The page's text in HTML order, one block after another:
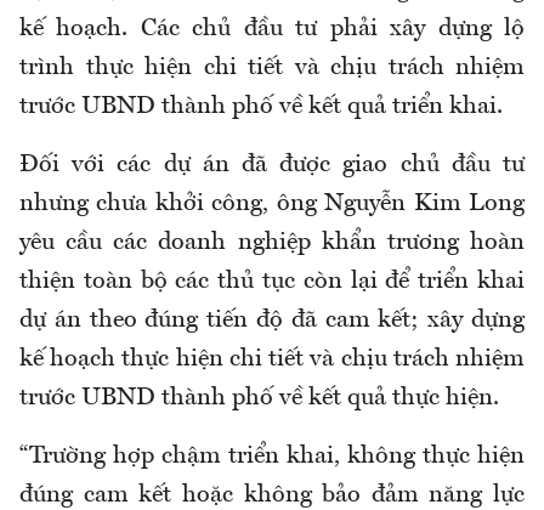
kế hoạch. Các chủ đầu tư phải xây dựng lộ
trình thực hiện chi tiết và chịu trách nhiệm
trước UBND thành phố về kết quả triển khai.
Đối với các dự án đã được giao chủ đầu tư
nhưng chưa khởi công, ông Nguyễn Kim Long
yêu cầu các doanh nghiệp khẩn trương hoàn
thiện toàn bộ các thủ tục còn lại để triển khai
dự án theo đúng tiến độ đã cam kết; xây dựng
kế hoạch thực hiện chi tiết và chịu trách nhiệm
trước UBND thành phố về kết quả thực hiện.
“Trường hợp chậm triển khai, không thực hiện
đúng cam kết hoặc không bảo đảm năng lực